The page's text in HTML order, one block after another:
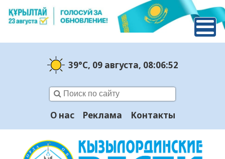
39°C, 09 августа, 08:06:53
О нас Реклама Контакты